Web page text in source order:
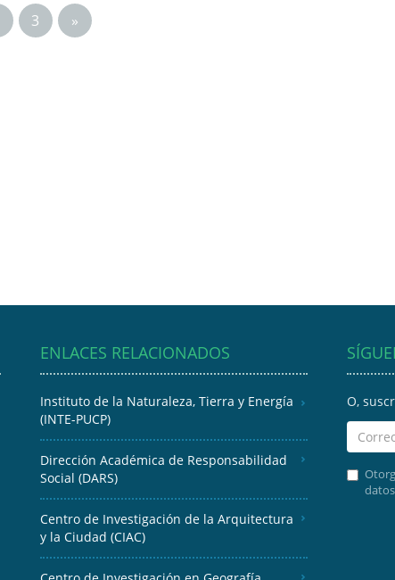
3 »
ENLACES RELACIONADOS
Instituto de la Naturaleza, Tierra y Energía
(INTE-PUCP)
Dirección Académica de Responsabilidad
Social (DARS)
Centro de Investigación de la Arquitectura
y la Ciudad (CIAC)
O,